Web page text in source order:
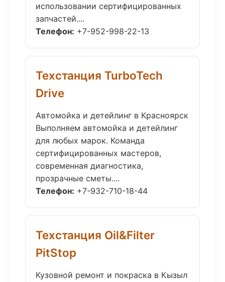
использовании сертифицированных
запчастей....
Телефон: +7-952-998-22-13
Техстанция TurboTech
Drive
Автомойка и детейлинг в Красноярск
Выполняем автомойка и детейлинг
для любых марок. Команда
сертифицированных мастеров,
современная диагностика,
прозрачные сметы....
Телефон: +7-932-710-18-44
Техстанция Oil&Filter
PitStop
Кузовной ремонт и покраска в Кызыл